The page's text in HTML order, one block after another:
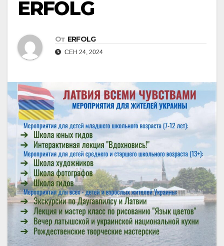
ERFOLG
От ERFOLG
СЕН 24, 2024